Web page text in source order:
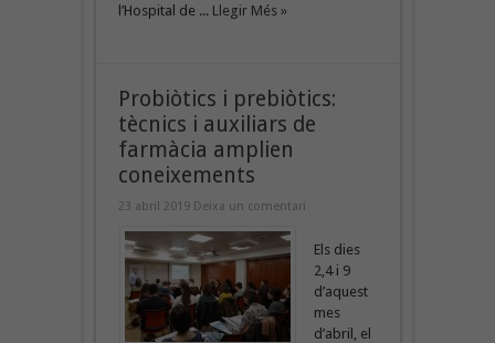
l’Hospital de ... Llegir Més »
Probiòtics i prebiòtics:
tècnics i auxiliars de
farmàcia amplien
coneixements
23 abril 2019 Deixa un comentari
Els dies
2,4 i 9
d’aquest
mes
d’abril, el